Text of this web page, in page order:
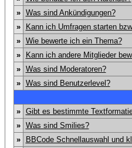
»
Was sind Ankündigungen?
»
Kann ich Umfragen starten
»
Wie bewerte ich ein Thema?
»
Kann ich andere Mitglieder
»
Was sind Moderatoren?
»
Was sind Benutzerlevel?
»
Gibt es bestimmte
»
Was sind Smilies?
»
BBCode Schnellauswahl und